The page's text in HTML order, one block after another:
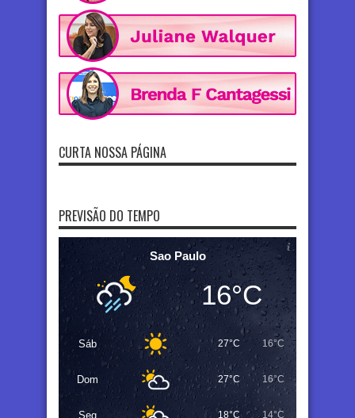
CURTA NOSSA PÁGINA
PREVISÃO DO TEMPO
Sao Paulo
16°C
Sáb 27°C 16°C
Dom 27°C 16°C
Seg 18°C 14°C